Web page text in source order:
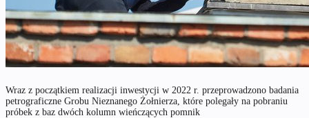
Wraz z początkiem realizacji inwestycji w 2022 r. przeprowadzono badania
petrograficzne Grobu Nieznanego Żołnierza, które polegały na pobraniu
próbek z baz dwóch kolumn wieńczących pomnik